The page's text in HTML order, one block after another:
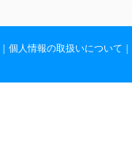
個人情報の取扱いについて